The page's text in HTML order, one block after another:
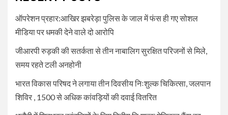
आयोजन* *विकास मेडिकोज व शिवम
हेल्थ केयर की पहल, स्वास्थ्य सेवाओं
के साथ शिवभक्तों की सेवा का संकल्प*
5
भारत विकास परिषद की संयुक्त प्रवास
बैठक में संगठन विस्तार और सेवा कार्यों
पर जोर
ऑपरेशन प्रहार:आखिर झबरेड़ा पुलिस के जाल में फंस ही गए सोशल
मीडिया पर धमकी देने वाले दो आरोपि
जीआरपी रुड़की की सतर्कता से तीन नाबालिग सुरक्षित परिजनों से मिले,
समय रहते टली अनहोनी
भारत विकास परिषद ने लगाया तीन दिवसीय निःशुल्क चिकित्सा, जलपान
शिविर , 1500 से अधिक कांवड़ियों की दवाई वितरित